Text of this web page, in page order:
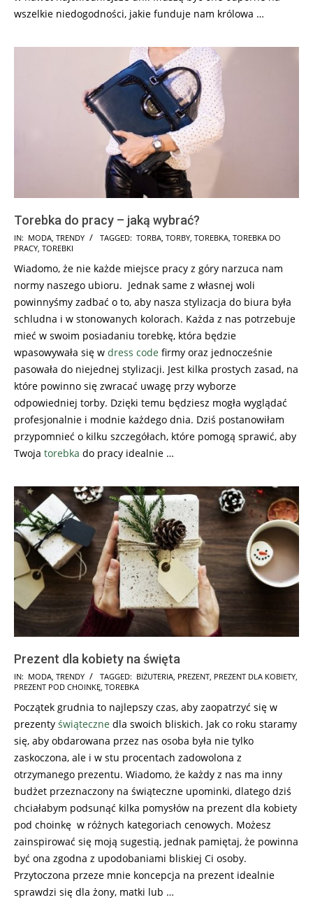
wszelkie niedogodności, jakie funduje nam królowa …
Torebka do pracy – jaką wybrać?
2017-
12-
04
IN: MODA TRENDY TAGGED: TORBA TORBY TOREBKA TOREBKA DO
PRACY TOREBKI
Wiadomo, że nie każde miejsce pracy z góry narzuca nam
normy naszego ubioru. Jednak same z własnej woli
powinnyśmy zadbać o to, aby nasza stylizacja do biura była
schludna i w stonowanych kolorach. Każda z nas potrzebuje
mieć w swoim posiadaniu torebkę, która będzie
wpasowywała się w dress code firmy oraz jednocześnie
pasowała do niejednej stylizacji. Jest kilka prostych zasad, na
które powinno się zwracać uwagę przy wyborze
odpowiedniej torby. Dzięki temu będziesz mogła wyglądać
profesjonalnie i modnie każdego dnia. Dziś postanowiłam
przypomnieć o kilku szczegółach, które pomogą sprawić, aby
Twoja torebka do pracy idealnie …
Prezent dla kobiety na święta
2017-
12-
02
IN: MODA TRENDY TAGGED: BIŻUTERIA PREZENT PREZENT DLA KOBIETY
PREZENT POD CHOINKĘ TOREBKA
Początek grudnia to najlepszy czas, aby zaopatrzyć się w
prezenty świąteczne dla swoich bliskich. Jak co roku staramy
się, aby obdarowana przez nas osoba była nie tylko
zaskoczona, ale i w stu procentach zadowolona z
otrzymanego prezentu. Wiadomo, że każdy z nas ma inny
budżet przeznaczony na świąteczne upominki, dlatego dziś
chciałabym podsunąć kilka pomysłów na prezent dla kobiety
pod choinkę w różnych kategoriach cenowych. Możesz
zainspirować się moją sugestią, jednak pamiętaj, że powinna
być ona zgodna z upodobaniami bliskiej Ci osoby.
Przytoczona przeze mnie koncepcja na prezent idealnie
sprawdzi się dla żony, matki lub …